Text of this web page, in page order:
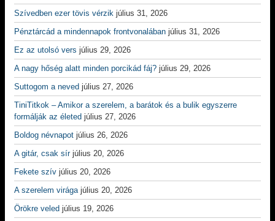
Szívedben ezer tövis vérzik július 31, 2026
Pénztárcád a mindennapok frontvonalában július 31, 2026
Ez az utolsó vers július 29, 2026
A nagy hőség alatt minden porcikád fáj? július 29, 2026
Suttogom a neved július 27, 2026
TiniTitkok – Amikor a szerelem, a barátok és a bulik egyszerre
formálják az életed július 27, 2026
Boldog névnapot július 26, 2026
A gitár, csak sír július 20, 2026
Fekete szív július 20, 2026
A szerelem virága július 20, 2026
Örökre veled július 19, 2026